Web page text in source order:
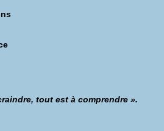
tout est à comprendre ».